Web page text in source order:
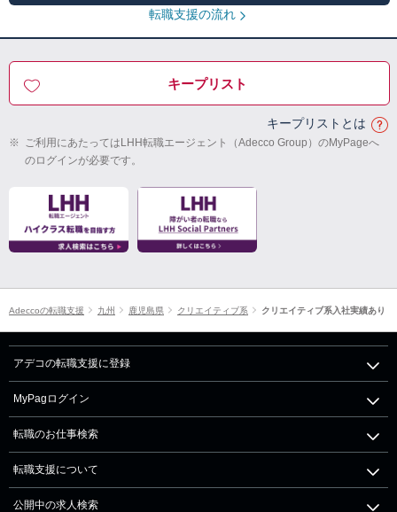
転職支援の流れ
キープリスト
キープリストとは
※ ご利用にあたってはLHH転職エージェント（Adecco Group）のMyPageへ
のログインが必要です。
Adeccoの転職支援 九州 鹿児島県 クリエイティブ系 クリエイティブ系入社実績あり
アデコの転職支援に登録
MyPagログイン
転職のお仕事検索
転職支援について
公開中の求人検索